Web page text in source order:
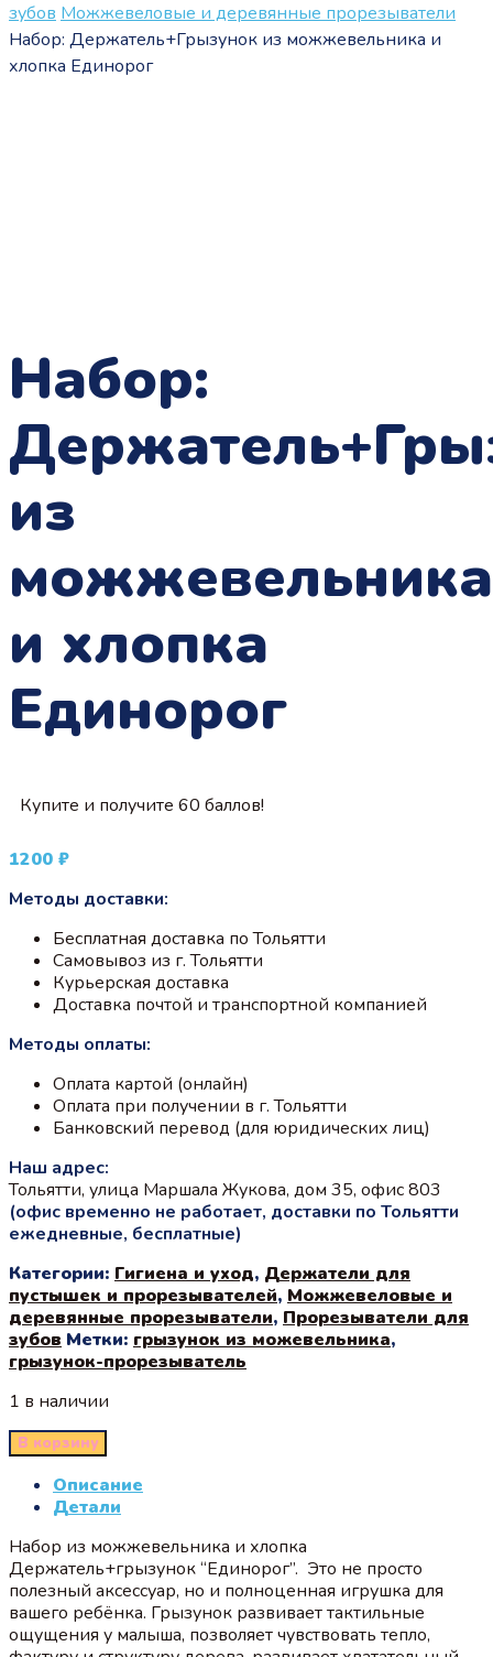
зубов Можжевеловые и деревянные прорезыватели
Набор: Держатель+Грызунок из можжевельника и
хлопка Единорог
Набор:
из
можжевельника
и хлопка
Единорог
Купите и получите 60 баллов!
1200 ₽
Методы доставки:
Бесплатная доставка по Тольятти
Самовывоз из г. Тольятти
Курьерская доставка
Доставка почтой и транспортной компанией
Методы оплаты:
Оплата картой (онлайн)
Оплата при получении в г. Тольятти
Банковский перевод (для юридических лиц)
Наш адрес:
Тольятти, улица Маршала Жукова, дом 35, офис 803
(офис временно не работает, доставки по Тольятти
ежедневные, бесплатные)
Категории: Гигиена и уход, Держатели для
пустышек и прорезывателей, Можжевеловые и
деревянные прорезыватели, Прорезыватели для
зубов Метки: грызунок из можевельника,
грызунок-прорезыватель
1 в наличии
В корзину
Описание
Детали
Набор из можжевельника и хлопка
Держатель+грызунок “Единорог”. Это не просто
полезный аксессуар, но и полноценная игрушка для
вашего ребёнка. Грызунок развивает тактильные
ощущения у малыша, позволяет чувствовать тепло,